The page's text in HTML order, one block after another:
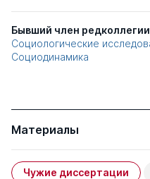
Бывший член
Социологические
Социодинамика
Материалы
Чужие диссертации